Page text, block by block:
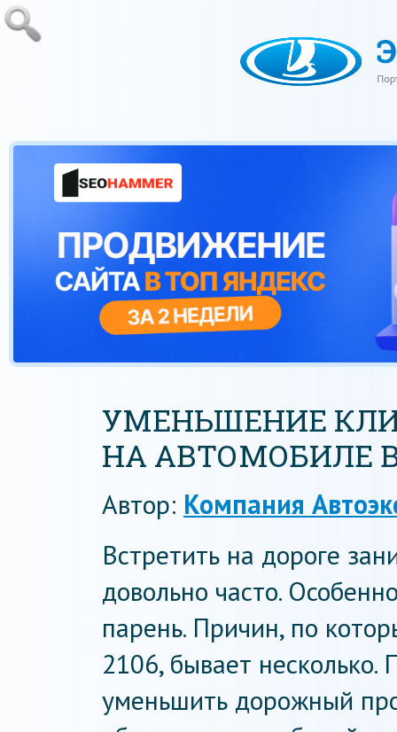
УМЕНЬШЕНИЕ
НА АВТОМОБИЛЕ
Автор: Компания
Встретить на дороге
довольно часто.
парень. Причин, по
2106, бывает несколько.
уменьшить дорожный